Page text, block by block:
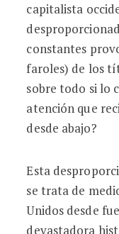
capitalista
constantes
faroles) de los
sobre todo si lo
atención que
desde abajo?
Esta
se trata de
Unidos desde
devastadora